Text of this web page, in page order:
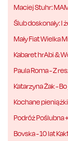
Maciej Stuhr: MAM
Ślub doskonały: I
Mały Fiat Wielka
Kabaret hrAbi &
Paula Roma - Z
Katarzyna Żak -
Kochane pieniążki
Podróż Poślubna
Bovska - 10 lat